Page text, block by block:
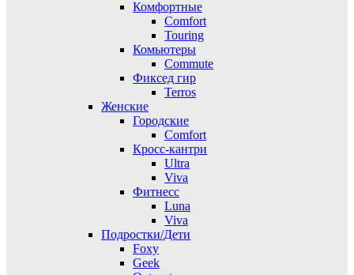
Комфортные
Comfort
Touring
Комьютеры
Commute
Фиксед гир
Terros
Женские
Городские
Comfort
Кросс-кантри
Ultra
Viva
Фитнесс
Luna
Viva
Подростки/Дети
Foxy
Geek